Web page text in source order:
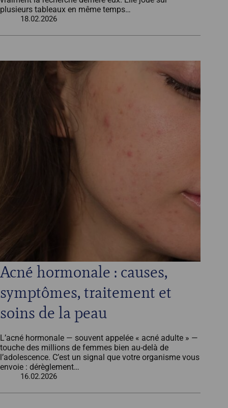
plusieurs tableaux en même temps…
18.02.2026
Acné hormonale : causes,
symptômes, traitement et
soins de la peau
L’acné hormonale — souvent appelée « acné adulte » —
touche des millions de femmes bien au-delà de
l’adolescence. C’est un signal que votre organisme vous
envoie : dérèglement…
16.02.2026